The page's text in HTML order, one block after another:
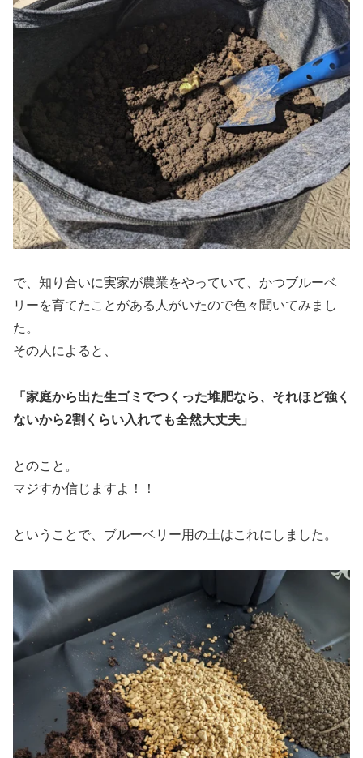
で、知り合いに実家が農業をやっていて、かつブルーベ
リーを育てたことがある人がいたので色々聞いてみまし
た。
その人によると、
「家庭から出た生ゴミでつくった堆肥なら、それほど強く
ないから2割くらい入れても全然大丈夫」
とのこと。
マジすか信じますよ！！
ということで、ブルーベリー用の土はこれにしました。